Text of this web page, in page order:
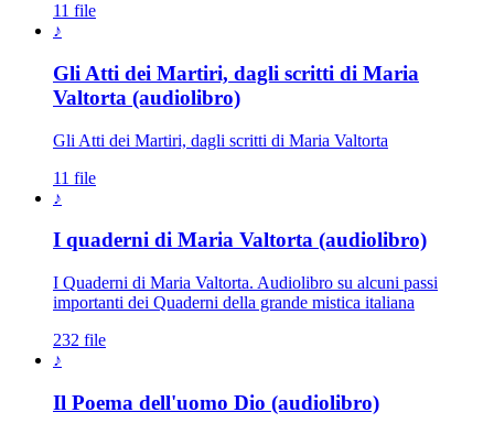
11 file
♪
Gli Atti dei Martiri, dagli scritti di Maria
Valtorta (audiolibro)
Gli Atti dei Martiri, dagli scritti di Maria Valtorta
11 file
♪
I quaderni di Maria Valtorta (audiolibro)
I Quaderni di Maria Valtorta. Audiolibro su alcuni passi
importanti dei Quaderni della grande mistica italiana
232 file
♪
Il Poema dell'uomo Dio (audiolibro)